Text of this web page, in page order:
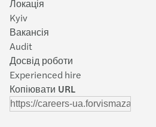
Локація
Kyiv
Вакансія
Audit
Досвід роботи
Experienced hire
Копіювати URL